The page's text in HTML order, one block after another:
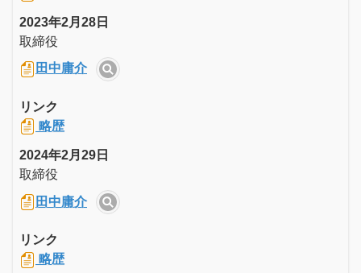
2023年2月28日
取締役
田中庸介
リンク
略歴
2024年2月29日
取締役
田中庸介
リンク
略歴